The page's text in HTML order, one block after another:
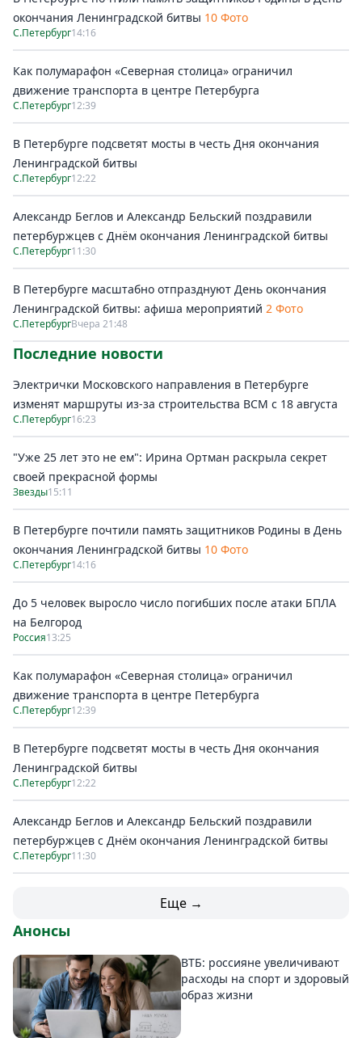
окончания Ленинградской битвы 10 Фото
С.Петербург14:16
Как полумарафон «Северная столица» ограничил
движение транспорта в центре Петербурга
С.Петербург12:39
В Петербурге подсветят мосты в честь Дня окончания
Ленинградской битвы
С.Петербург12:22
Александр Беглов и Александр Бельский поздравили
петербуржцев с Днём окончания Ленинградской битвы
С.Петербург11:30
В Петербурге масштабно отпразднуют День окончания
Ленинградской битвы: афиша мероприятий 2 Фото
С.ПетербургВчера 21:48
Последние новости
Электрички Московского направления в Петербурге
изменят маршруты из-за строительства ВСМ с 18 августа
С.Петербург16:23
"Уже 25 лет это не ем": Ирина Ортман раскрыла секрет
своей прекрасной формы
Звезды15:11
В Петербурге почтили память защитников Родины в День
окончания Ленинградской битвы 10 Фото
С.Петербург14:16
До 5 человек выросло число погибших после атаки БПЛА
на Белгород
Россия13:25
Как полумарафон «Северная столица» ограничил
движение транспорта в центре Петербурга
С.Петербург12:39
В Петербурге подсветят мосты в честь Дня окончания
Ленинградской битвы
С.Петербург12:22
Александр Беглов и Александр Бельский поздравили
петербуржцев с Днём окончания Ленинградской битвы
С.Петербург11:30
Еще →
Анонсы
ВТБ: россияне увеличивают
расходы на спорт и здоровый
образ жизни